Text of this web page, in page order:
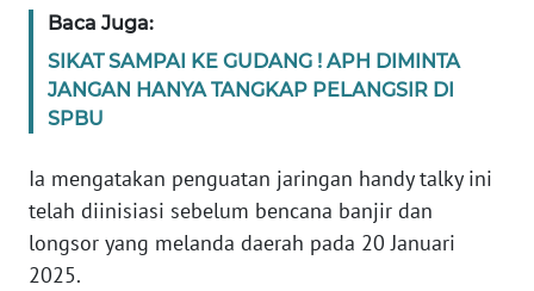
Baca Juga:
SIKAT SAMPAI KE GUDANG ! APH DIMINTA
JANGAN HANYA TANGKAP PELANGSIR DI
SPBU
Ia mengatakan penguatan jaringan handy talky ini
telah diinisiasi sebelum bencana banjir dan
longsor yang melanda daerah pada 20 Januari
2025.
PAPUA
WN
PAPUA
BARAT
WN
RIAU
WN